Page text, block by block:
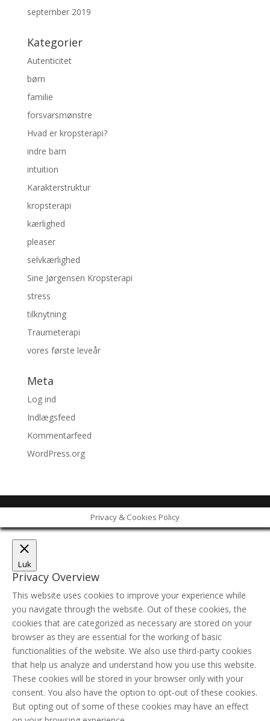
september 2019
Kategorier
Autenticitet
børn
familie
forsvarsmønstre
Hvad er kropsterapi?
indre barn
intuition
Karakterstruktur
kropsterapi
kærlighed
pleaser
selvkærlighed
Sine Jørgensen Kropsterapi
stress
tilknytning
Traumeterapi
vores første leveår
Meta
Log ind
Indlægsfeed
Kommentarfeed
WordPress.org
Privacy & Cookies Policy
Luk
Privacy Overview
This website uses cookies to improve your experience while
you navigate through the website. Out of these cookies, the
cookies that are categorized as necessary are stored on your
browser as they are essential for the working of basic
functionalities of the website. We also use third-party cookies
that help us analyze and understand how you use this website.
These cookies will be stored in your browser only with your
consent. You also have the option to opt-out of these cookies.
But opting out of some of these cookies may have an effect